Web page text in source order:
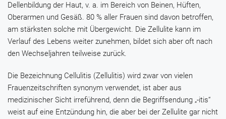
Dellenbildung der Haut, v. a. im Bereich von Beinen, Hüften,
Oberarmen und Gesäß. 80 % aller Frauen sind davon betroffen,
am stärksten solche mit Übergewicht. Die Zellulite kann im
Verlauf des Lebens weiter zunehmen, bildet sich aber oft nach
den Wechseljahren teilweise zurück.
Die Bezeichnung Cellulitis (Zellulitis) wird zwar von vielen
Frauenzeitschriften synonym verwendet, ist aber aus
medizinischer Sicht irreführend, denn die Begriffsendung „-itis“
weist auf eine Entzündung hin, die aber bei der Zellulite gar nicht